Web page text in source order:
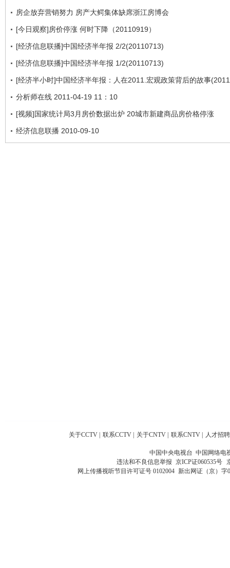
房企放弃营销努力 房产大鳄集体缺席浙江房博会
[今日观察]房价停涨 何时下降（20110919）
[经济信息联播]中国经济半年报 2/2(20110713)
[经济信息联播]中国经济半年报 1/2(20110713)
[经济半小时]中国经济半年报：人在2011.宏观政策背后的故事
分析师在线 2011-04-19 11：10
[视频]国家统计局3月房价数据出炉 20城市新建商品房价格停涨
经济信息联播 2010-09-10
关于CCTV 联系CCTV 关于CNTV 联系CNTV 人才招聘
中国中央电视台 中国网络电
违法和不良信息举报 京ICP证060535号
网上传播视听节目许可证号 0102004 新出网证（京）